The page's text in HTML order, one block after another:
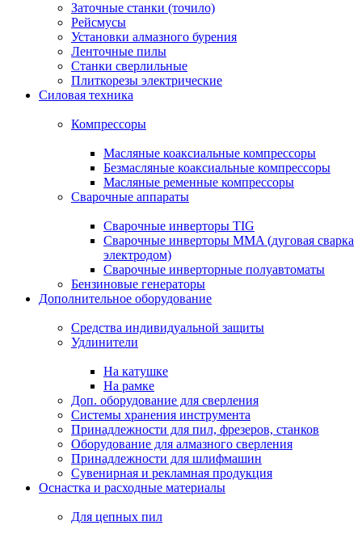
Заточные станки (точило)
Рейсмусы
Установки алмазного бурения
Ленточные пилы
Станки сверлильные
Плиткорезы электрические
Силовая техника
Компрессоры
Масляные коаксиальные компрессоры
Безмасляные коаксиальные компрессоры
Масляные ременные компрессоры
Сварочные аппараты
Сварочные инверторы TIG
Сварочные инверторы MMA (дуговая сварка
электродом)
Сварочные инверторные полуавтоматы
Бензиновые генераторы
Дополнительное оборудование
Средства индивидуальной защиты
Удлинители
На катушке
На рамке
Доп. оборудование для сверления
Системы хранения инструмента
Принадлежности для пил, фрезеров, станков
Оборудование для алмазного сверления
Принадлежности для шлифмашин
Сувенирная и рекламная продукция
Оснастка и расходные материалы
Для цепных пил